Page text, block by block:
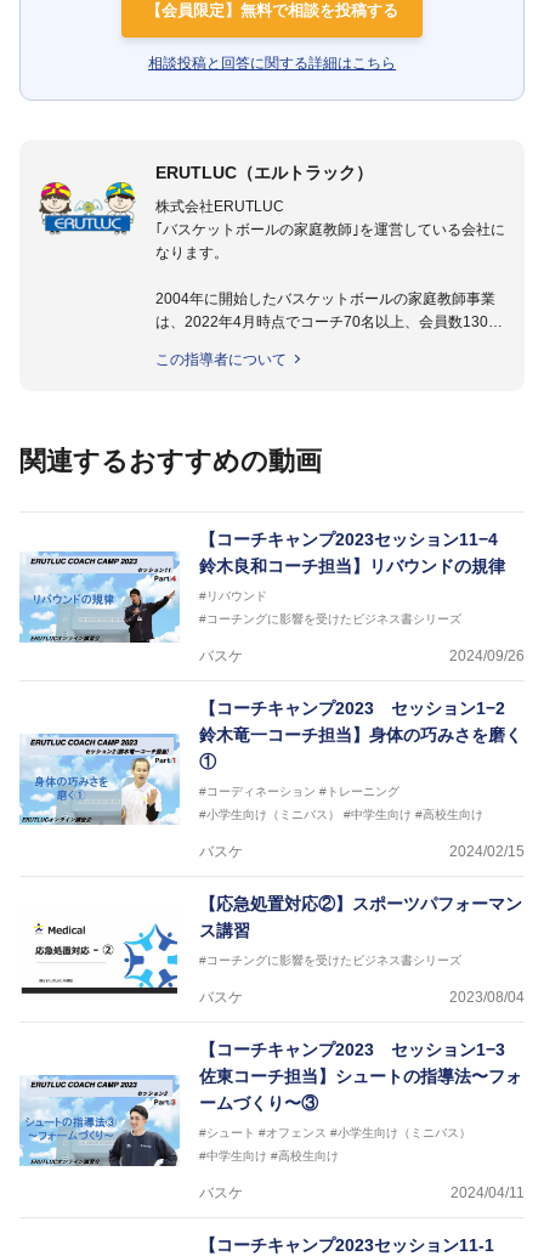
【会員限定】無料で相談を投稿する
相談投稿と回答に関する詳細はこちら
ERUTLUC（エルトラック）
株式会社ERUTLUC
｢バスケットボールの家庭教師｣を運営している会社に
なります。
2004年に開始したバスケットボールの家庭教師事業
は、2022年4月時点でコーチ70名以上、会員数1300
指導実績多数・各地講習会なども担当しており、「は
など多くの書籍・DVDも監修しています。
2016年U12ナショナルキャンプヘッドコーチ
2016年U13ナショナルキャンプヘッドコーチ
2016年男子日本代表サポートコーチ
2017年U12ナショナルキャンプヘッドコーチ
2017年U13ナショナルキャンプヘッドコーチ
2017年男子日本代表サポートコーチ
2018年U22日本代表スプリングキャンプアドバイザ
2018年U12ナショナルキャンプヘッドコーチ
2018年U13ナショナルキャンプヘッドコーチ
2018年～2021年男子日本代表サポートコーチ
2021年～女子日本代表アシスタントコーチ
この指導者について
関連するおすすめの動画
【コーチキャンプ2023セッション11−4
鈴木良和コーチ担当】リバウンドの規律
#リバウンド
#コーチングに影響を受けたビジネス書シリーズ
バスケ 2024/09/26
【コーチキャンプ2023 セッション1−2
鈴木竜一コーチ担当】身体の巧みさを磨く
①
#コーディネーション #トレーニング
#小学生向け（ミニバス）
#中学生向け #高校生向け
バスケ 2024/02/15
【応急処置対応②】スポーツパフォーマン
ス講習
#コーチングに影響を受けたビジネス書シリーズ
バスケ 2023/08/04
【コーチキャンプ2023 セッション1−3
佐東コーチ担当】シュートの指導法〜フォ
ームづくり〜③
#シュート #オフェンス #小学生向け（ミニバス）
#中学生向け #高校生向け
バスケ 2024/04/11
【コーチキャンプ2023セッション11‐1